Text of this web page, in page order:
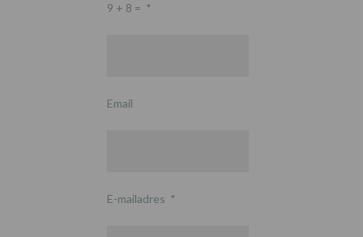
9 + 8 = *
Email
E-mailadres *